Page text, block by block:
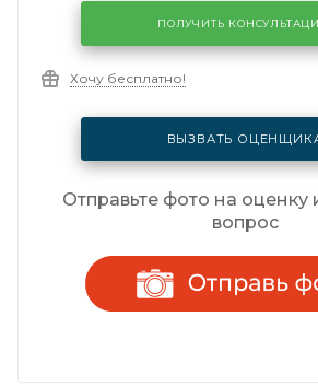
ПОЛУЧИТЬ
Хочу бесплатно!
ВЫЗВАТЬ
Отправьте фото на оценку
вопрос